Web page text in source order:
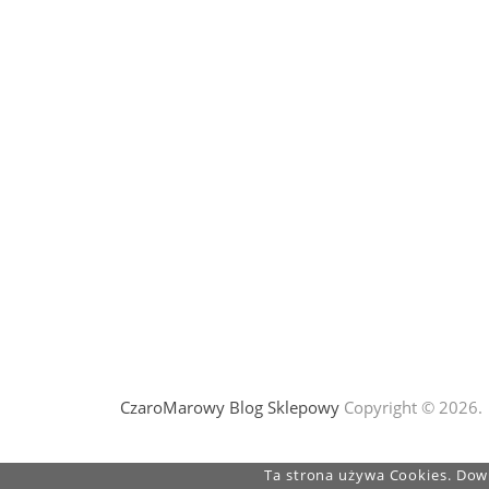
CzaroMarowy Blog Sklepowy Copyright © 2026.
Ta strona używa Cookies.